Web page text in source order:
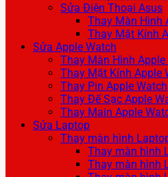
Sửa Điện Thoại Asus
Thay Màn Hình
Thay Mặt Kính
Sửa Apple Watch
Thay Màn Hình Apple
Thay Mặt Kính Apple
Thay Pin Apple Watch
Thay Đế Sạc Apple
Thay Main Apple
Sửa Laptop
Thay màn hình
Thay màn hình
Thay màn hình